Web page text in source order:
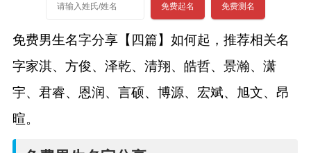
名
免费起名 免费测名
免费男生名字分享【四篇】如何起，推荐相关名
字家淇、方俊、泽乾、清翔、皓哲、景瀚、潇
宇、君睿、恩润、言硕、博源、宏斌、旭文、昂
暄。